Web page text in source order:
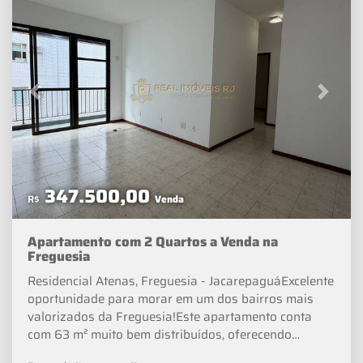
de Dicas de Decoração e Notícias sobre o Mercado
Imobiliário.
Previous Next
Apartamento com 2 Quartos a Venda na
Freguesia
Residencial Atenas, Freguesia - JacarepaguáExcelente
oportunidade para morar em um dos bairros mais
valorizados da Freguesia!Este apartamento conta
com 63 m² muito bem distribuídos, oferecendo
R$347.500,00Venda